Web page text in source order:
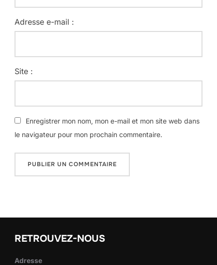
Adresse e-mail :
Site :
Enregistrer mon nom, mon e-mail et mon site web dans
le navigateur pour mon prochain commentaire.
RETROUVEZ-NOUS
Adresse